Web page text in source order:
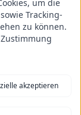
um die
Tracking-
zu können.
akzeptieren